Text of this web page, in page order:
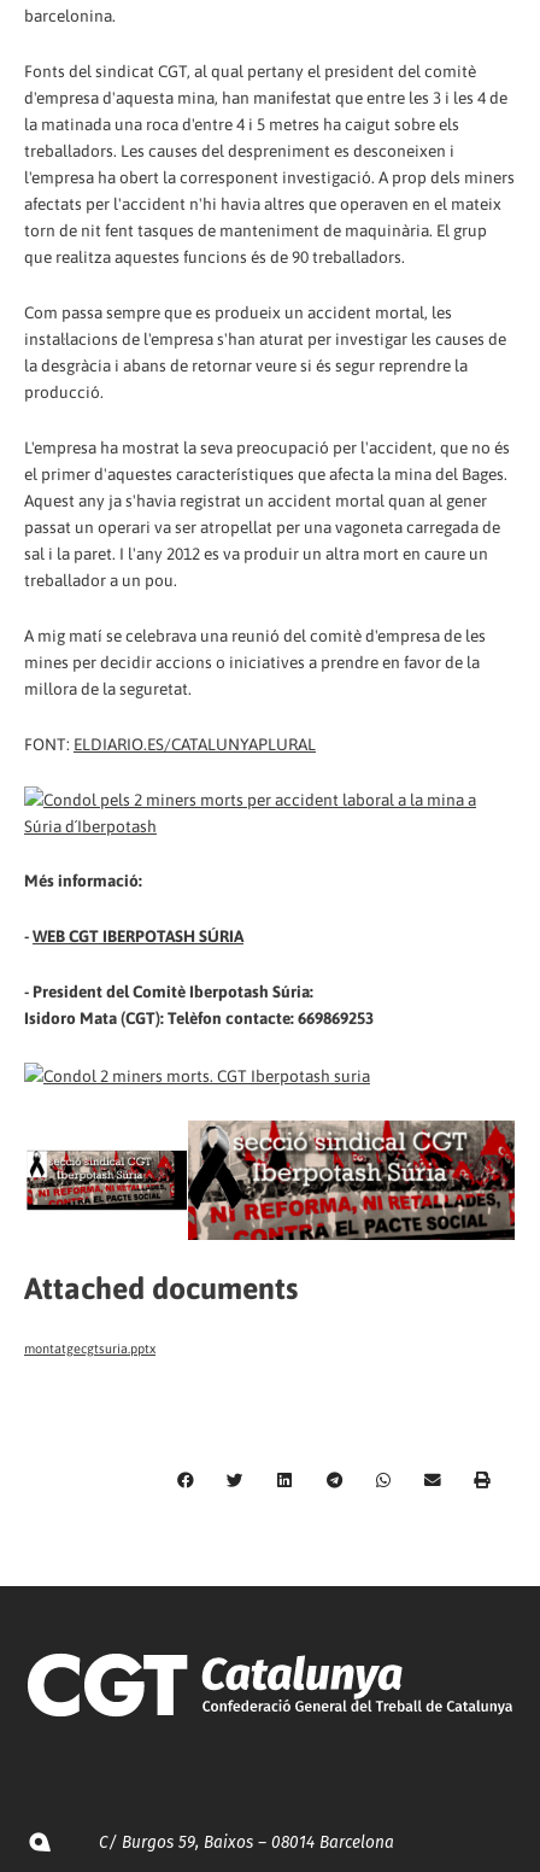
barcelonina.
Fonts del sindicat CGT, al qual pertany el president del comitè
d'empresa d'aquesta mina, han manifestat que entre les 3 i les 4 de
la matinada una roca d'entre 4 i 5 metres ha caigut sobre els
treballadors. Les causes del despreniment es desconeixen i
l'empresa ha obert la corresponent investigació. A prop dels miners
afectats per l'accident n'hi havia altres que operaven en el mateix
torn de nit fent tasques de manteniment de maquinària. El grup
que realitza aquestes funcions és de 90 treballadors.
Com passa sempre que es produeix un accident mortal, les
instal·lacions de l'empresa s'han aturat per investigar les causes de
la desgràcia i abans de retornar veure si és segur reprendre la
producció.
L'empresa ha mostrat la seva preocupació per l'accident, que no és
el primer d'aquestes característiques que afecta la mina del Bages.
Aquest any ja s'havia registrat un accident mortal quan al gener
passat un operari va ser atropellat per una vagoneta carregada de
sal i la paret. I l'any 2012 es va produir un altra mort en caure un
treballador a un pou.
A mig matí se celebrava una reunió del comitè d'empresa de les
mines per decidir accions o iniciatives a prendre en favor de la
millora de la seguretat.
FONT: ELDIARIO.ES/CATALUNYAPLURAL
Més informació:
-WEB CGT IBERPOTASH SÚRIA
- President del Comitè Iberpotash Súria:
Isidoro Mata (CGT): Telèfon contacte: 669869253
Attached documents
montatgecgtsuria.pptx
C/ Burgos 59, Baixos – 08014 Barcelona